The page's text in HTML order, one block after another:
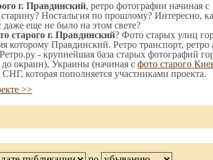
г. Правдинский, ретро фотографии начиная
Ностальгия по прошлому? Интересно,
даже еще не было на этом свете?
старого г. Правдинский? Фото старых улиц
которому Правдинский. Ретро транспорт,
- крупнейшая база старых фотографий
окраин), Украины (начиная с фото старого
которая пополняется участниками проекта.
>>